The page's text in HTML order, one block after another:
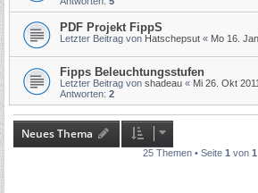
PDF Projekt FippS
Letzter Beitrag von Hatschepsut « Mo 16.
Fipps Beleuchtungsstufen
Letzter Beitrag von shadeau « Mi 26. Okt
Antworten: 2
Neues Thema
25 Themen • Seite 1 von 1